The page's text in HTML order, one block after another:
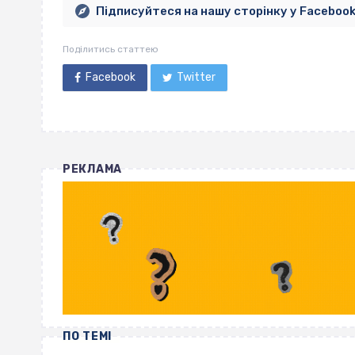
Підписуйтеся на нашу сторінку у Facebook
Поділитись статтею
Facebook Twitter
РЕКЛАМА
ПО ТЕМІ